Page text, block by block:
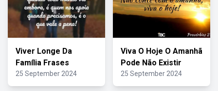
Viver Longe Da
Família Frases
25 September 2024
Viva O Hoje O Amanhã
Pode Não Existir
25 September 2024